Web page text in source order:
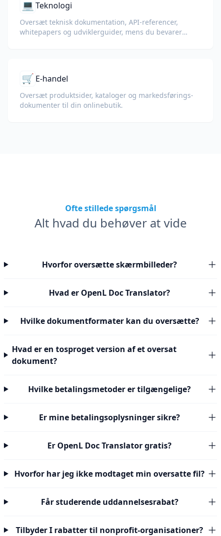
💻 Teknologi
Oversæt teknisk dokumentation, API-referencer,
whitepapers og udviklerguider, mens du bevarer
🛒 E-handel
Oversæt produktsider, kataloger og markedsførings­
dokumenter til din onlinebutik.
Ofte stillede spørgsmål
Alt hvad du behøver at vide
Hvorfor oversætte skærmbilleder?
Hvad er OpenL Doc Translator?
Hvilke dokumentformater kan du oversætte?
Hvad er en tosproget version af et oversat
dokument?
Hvilke betalingsmetoder er tilgængelige?
Er mine betalingsoplysninger sikre?
Er OpenL Doc Translator gratis?
Hvorfor har jeg ikke modtaget min oversatte fil?
Får studerende uddannelsesrabat?
Tilbyder I rabatter til nonprofit-organisationer?